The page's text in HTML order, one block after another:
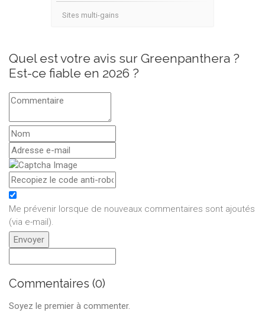
Sites multi-gains
Quel est votre avis sur Greenpanthera ?
Est-ce fiable en 2026 ?
Me prévenir lorsque de nouveaux commentaires sont ajoutés
(via e-mail).
Commentaires (0)
Soyez le premier à commenter.